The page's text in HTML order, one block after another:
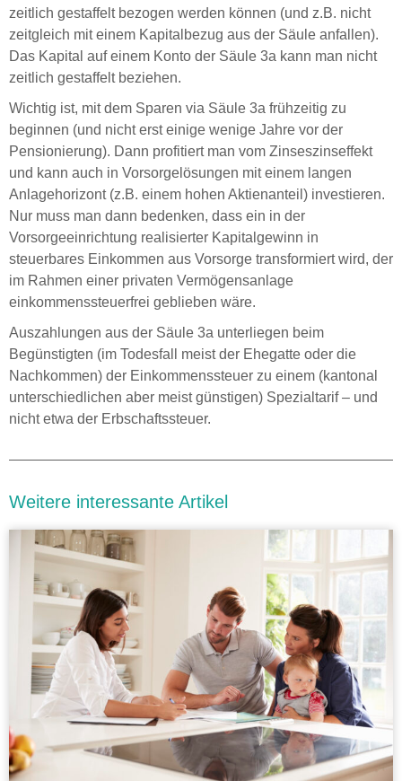
zeitlich gestaffelt bezogen werden können (und z.B. nicht
zeitgleich mit einem Kapitalbezug aus der Säule anfallen).
Das Kapital auf einem Konto der Säule 3a kann man nicht
zeitlich gestaffelt beziehen.
Wichtig ist, mit dem Sparen via Säule 3a frühzeitig zu
beginnen (und nicht erst einige wenige Jahre vor der
Pensionierung). Dann profitiert man vom Zinseszinseffekt
und kann auch in Vorsorgelösungen mit einem langen
Anlagehorizont (z.B. einem hohen Aktienanteil) investieren.
Nur muss man dann bedenken, dass ein in der
Vorsorgeeinrichtung realisierter Kapitalgewinn in
steuerbares Einkommen aus Vorsorge transformiert wird, der
im Rahmen einer privaten Vermögensanlage
einkommenssteuerfrei geblieben wäre.
Auszahlungen aus der Säule 3a unterliegen beim
Begünstigten (im Todesfall meist der Ehegatte oder die
Nachkommen) der Einkommenssteuer zu einem (kantonal
unterschiedlichen aber meist günstigen) Spezialtarif – und
nicht etwa der Erbschaftssteuer.
Weitere interessante Artikel